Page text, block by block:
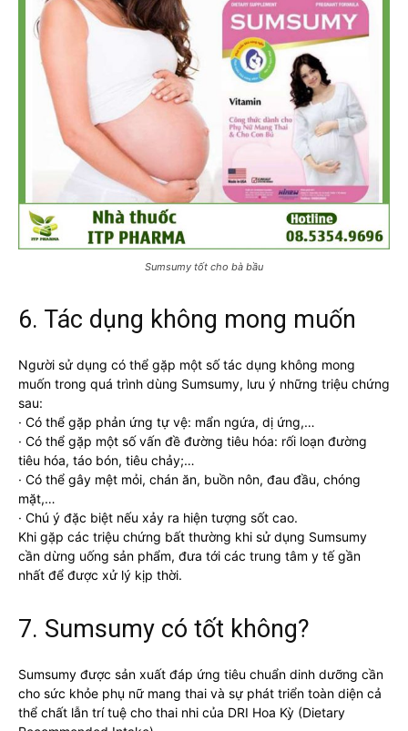
Sumsumy tốt cho bà bầu
6. Tác dụng không mong muốn
Người sử dụng có thể gặp một số tác dụng không mong
muốn trong quá trình dùng Sumsumy, lưu ý những triệu chứng
sau:
· Có thể gặp phản ứng tự vệ: mẩn ngứa, dị ứng,…
· Có thể gặp một số vấn đề đường tiêu hóa: rối loạn đường
tiêu hóa, táo bón, tiêu chảy;…
· Có thể gây mệt mỏi, chán ăn, buồn nôn, đau đầu, chóng
mặt,…
· Chú ý đặc biệt nếu xảy ra hiện tượng sốt cao.
Khi gặp các triệu chứng bất thường khi sử dụng Sumsumy
cần dừng uống sản phẩm, đưa tới các trung tâm y tế gần
nhất để được xử lý kịp thời.
7. Sumsumy có tốt không?
Sumsumy được sản xuất đáp ứng tiêu chuẩn dinh dưỡng cần
cho sức khỏe phụ nữ mang thai và sự phát triển toàn diện cả
thể chất lẫn trí tuệ cho thai nhi của DRI Hoa Kỳ (Dietary